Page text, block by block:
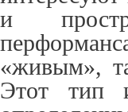
и
«живым»,
Этот тип